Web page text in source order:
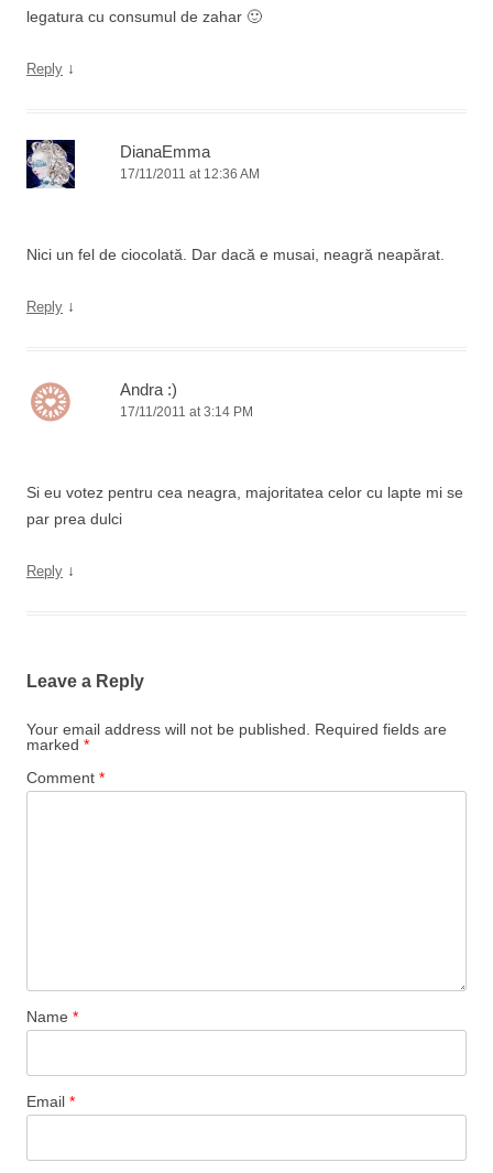
legatura cu consumul de zahar 🙂
Reply ↓
DianaEmma
17/11/2011 at 12:36 AM
Nici un fel de ciocolată. Dar dacă e musai, neagră neapărat.
Reply ↓
Andra :)
17/11/2011 at 3:14 PM
Si eu votez pentru cea neagra, majoritatea celor cu lapte mi se
par prea dulci
Reply ↓
Leave a Reply
Your email address will not be published.
Required fields are
marked *
Comment *
Name *
Email *